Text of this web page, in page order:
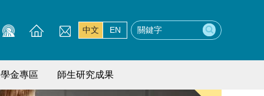
中文 EN
金專區 師生研究成果